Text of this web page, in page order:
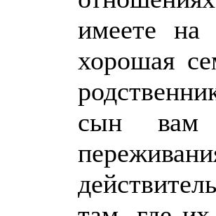
имеете на
хорошая
сын вам